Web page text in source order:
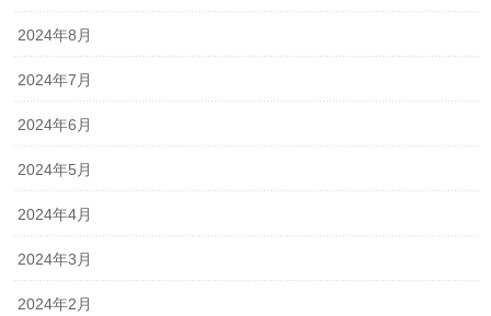
2024年8月
2024年7月
2024年6月
2024年5月
2024年4月
2024年3月
2024年2月